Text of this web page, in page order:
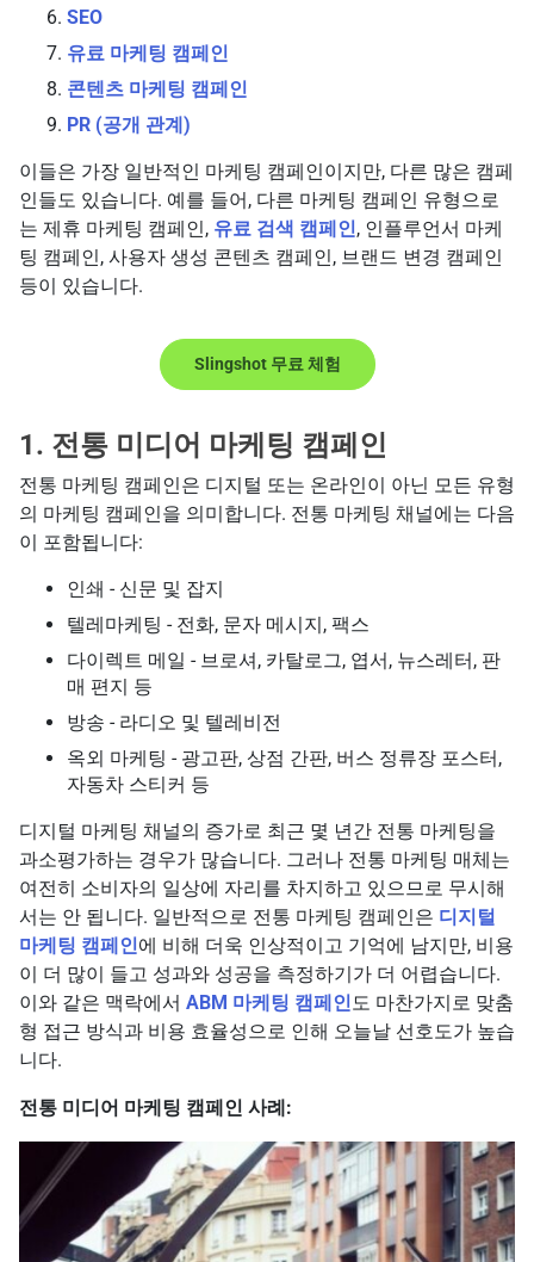
SEO
유료 마케팅 캠페인
콘텐츠 마케팅 캠페인
PR (공개 관계)
이들은 가장 일반적인 마케팅 캠페인이지만, 다른 많은 캠페
인들도 있습니다. 예를 들어, 다른 마케팅 캠페인 유형으로
는 제휴 마케팅 캠페인, 유료 검색 캠페인, 인플루언서 마케
팅 캠페인, 사용자 생성 콘텐츠 캠페인, 브랜드 변경 캠페인
등이 있습니다.
Slingshot 무료 체험
1. 전통 미디어 마케팅 캠페인
전통 마케팅 캠페인은 디지털 또는 온라인이 아닌 모든 유형
의 마케팅 캠페인을 의미합니다. 전통 마케팅 채널에는 다음
이 포함됩니다:
인쇄 - 신문 및 잡지
텔레마케팅 - 전화, 문자 메시지, 팩스
다이렉트 메일 - 브로셔, 카탈로그, 엽서, 뉴스레터, 판
매 편지 등
방송 - 라디오 및 텔레비전
옥외 마케팅 - 광고판, 상점 간판, 버스 정류장 포스터,
자동차 스티커 등
디지털 마케팅 채널의 증가로 최근 몇 년간 전통 마케팅을
과소평가하는 경우가 많습니다. 그러나 전통 마케팅 매체는
여전히 소비자의 일상에 자리를 차지하고 있으므로 무시해
서는 안 됩니다. 일반적으로 전통 마케팅 캠페인은 디지털
마케팅 캠페인에 비해 더욱 인상적이고 기억에 남지만, 비용
이 더 많이 들고 성과와 성공을 측정하기가 더 어렵습니다.
이와 같은 맥락에서 ABM 마케팅 캠페인도 마찬가지로 맞춤
형 접근 방식과 비용 효율성으로 인해 오늘날 선호도가 높습
니다.
전통 미디어 마케팅 캠페인 사례: